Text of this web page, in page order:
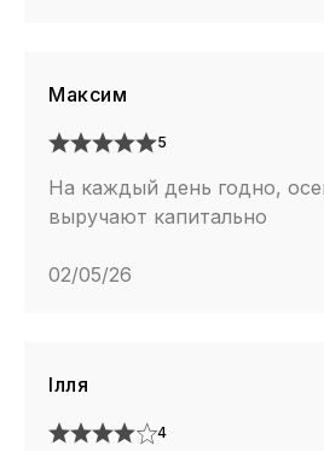
Максим
5
На каждый день годно,
выручают капитально
02/05/26
Ілля
4